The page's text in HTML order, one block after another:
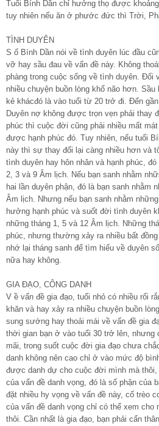
Tuổi Bính Dần chỉ hưởng thọ được
tuy nhiên nếu ăn ở phước đức thì Trời,
TÌNH DUYÊN
S ố Bính Dần nói về tình duyên lúc đầu
vỡ hay sầu đau về vấn đề này. Không
phàng trong cuộc sống về tình duyên. Đối
nhiều chuyện buồn lòng khổ não hơn.
kẻ khácđó là vào tuổi từ 20 trở đi. Đến
Duyên nợ không được trọn vẹn phải thay
phúc thì cuộc đời cũng phải nhiều mất
được hạnh phúc đó. Tuy nhiên, nếu tuổi
này thì sự thay đổi lại càng nhiều hơn và
tình duyên hay hôn nhân và hạnh phúc,
2, 3 và 9 Âm lịch. Nếu bạn sanh nhằm
hai lần duyên phận, đó là bạn sanh nhằm
Âm lịch. Nhưng nếu bạn sanh nhằm
hưởng hạnh phúc và suốt đời tình duyên
những tháng 1, 5 và 12 Âm lịch. Những
phúc, nhưng thường xảy ra nhiều bất
nhớ lại tháng sanh để tìm hiểu về duyên
nữa hay không.
GIA ĐẠO, CÔNG DANH
V ề vấn đề gia đạo, tuổi nhỏ có nhiều rối
khăn và hay xảy ra nhiều chuyện buồn
sung sướng hay thoải mái về vấn đề gia
thời gian bạn ở vào tuổi 30 trở lên,
mãi, trong suốt cuộc đời gia đạo chưa
danh không nên cao chỉ ở vào mức độ
được danh dự cho cuộc đời mình mà
của vấn đề danh vọng, đó là số phận của
đặt nhiều hy vọng về vấn đề này, cố trèo
của vấn đề danh vọng chỉ có thể xem
thôi. Cần nhất là gia đạo, bạn phải cẩn